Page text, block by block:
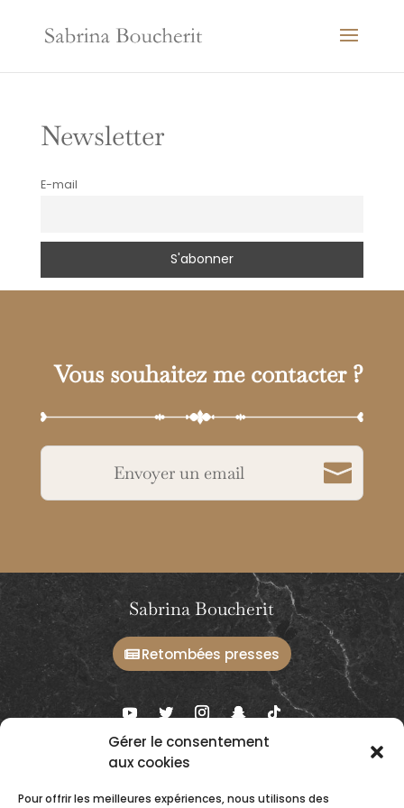
Gérer le consentement
aux cookies
Pour offrir les meilleures expériences, nous utilisons des
Newsletter
E-mail
Vous souhaitez me contacter ?
Envoyer un email
Sabrina Boucherit
Retombées presses
Ateliers et prestations
Conseils & Formations